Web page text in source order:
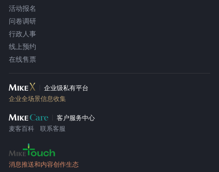
活动报名
问卷调研
行政人事
线上预约
在线售票
企业级私有平台
企业全场景信息收集
客户服务中心
麦客百科
联系客服
消息推送和内容创作生态